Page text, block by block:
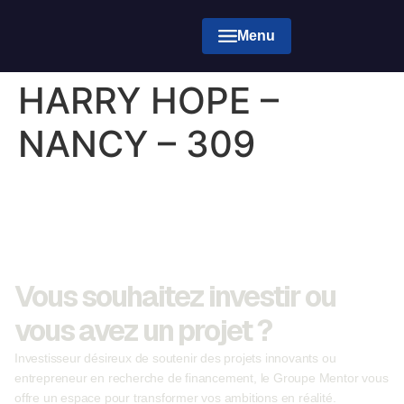
Menu
HARRY HOPE –
NANCY – 309
Vous souhaitez investir ou
vous avez un projet ?
Investisseur désireux de soutenir des projets innovants ou
entrepreneur en recherche de financement, le Groupe Mentor vous
offre un espace pour transformer vos ambitions en réalité.